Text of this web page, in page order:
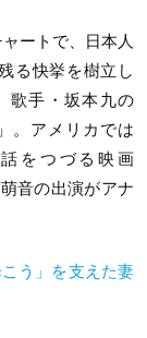
ートで、日本人
る快挙を樹立し
歌手・坂本九の
。アメリカでは
をつづる映画
音の出演がアナ
う」を支えた妻